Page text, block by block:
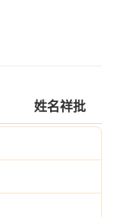
姓名祥批